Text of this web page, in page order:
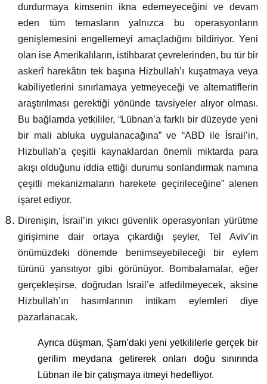
durdurmaya kimsenin ikna edemeyeceğini ve devam
eden tüm temasların yalnızca bu operasyonların
genişlemesini engellemeyi amaçladığını bildiriyor. Yeni
olan ise Amerikalıların, istihbarat çevrelerinden, bu tür bir
askerî harekâtın tek başına Hizbullah’ı kuşatmaya veya
kabiliyetlerini sınırlamaya yetmeyeceği ve alternatiflerin
araştırılması gerektiği yönünde tavsiyeler alıyor olması.
Bu bağlamda yetkililer, “Lübnan’a farklı bir düzeyde yeni
bir mali abluka uygulanacağına” ve “ABD ile İsrail’in,
Hizbullah’a çeşitli kaynaklardan önemli miktarda para
akışı olduğunu iddia ettiği durumu sonlandırmak namına
çeşitli mekanizmaların harekete geçirileceğine” alenen
işaret ediyor.
Direnişin, İsrail’in yıkıcı güvenlik operasyonları yürütme
girişimine dair ortaya çıkardığı şeyler, Tel Aviv’in
önümüzdeki dönemde benimseyebileceği bir eylem
türünü yansıtıyor gibi görünüyor. Bombalamalar, eğer
gerçekleşirse, doğrudan İsrail’e atfedilmeyecek, aksine
Hizbullah’ın hasımlarının intikam eylemleri diye
pazarlanacak.
Ayrıca düşman, Şam’daki yeni yetkililerle gerçek bir
gerilim meydana getirerek onları doğu sınırında
Lübnan ile bir çatışmaya itmeyi hedefliyor.